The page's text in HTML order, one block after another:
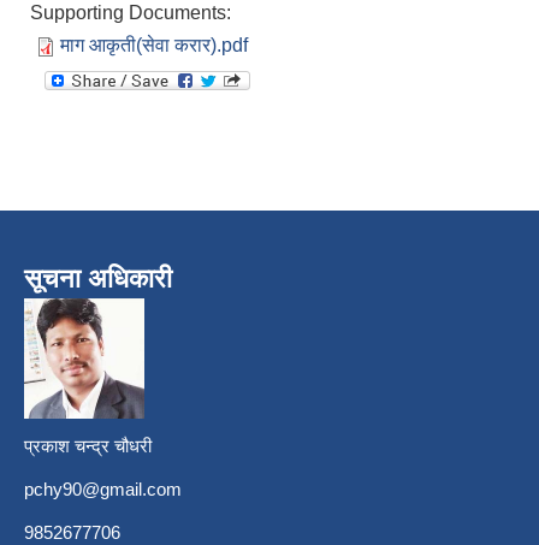
Supporting Documents:
माग आकृती(सेवा करार).pdf
सूचना अधिकारी
प्रकाश चन्द्र चौधरी
pchy90@gmail.com
9852677706